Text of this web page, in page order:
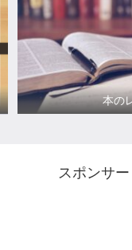
本の
スポンサ